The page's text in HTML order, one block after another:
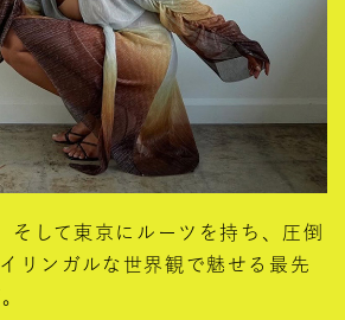
そして東京にルーツを持ち、圧倒
リンガルな世界観で魅せる最先